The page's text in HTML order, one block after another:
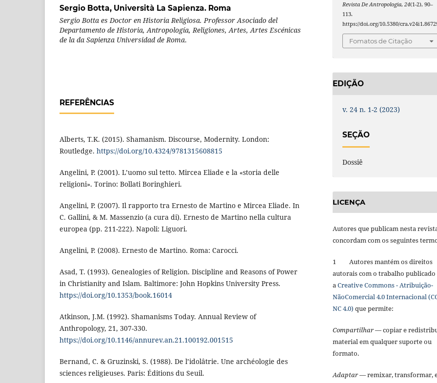
Sergio Botta, Università La Sapienza. Roma
Sergio Botta esDoctor en Historia Religiosa. Professor Asociado del
Departamento de Historia, Antropología, Religiones, Artes, Artes Escénicas
de la da Sapienza Universidad de Roma.
REFERÊNCIAS
Alberts, T.K. (2015). Shamanism. Discourse, Modernity. London:
Routledge. https://doi.org/10.4324/9781315608815
Angelini, P. (2001). L’uomo sul tetto. Mircea Eliade e la «storia delle
religioni». Torino: Bollati Boringhieri.
Angelini, P. (2007). Il rapporto tra Ernesto de Martino e Mircea Eliade. In
C. Gallini, & M. Massenzio (a cura di). Ernesto de Martino nella cultura
europea (pp. 211-222). Napoli: Liguori.
Angelini, P. (2008). Ernesto de Martino. Roma: Carocci.
Asad, T. (1993). Genealogies of Religion. Discipline and Reasons of Power
in Christianity and Islam. Baltimore: John Hopkins University Press.
https://doi.org/10.1353/book.16014
Atkinson, J.M. (1992). Shamanisms Today. Annual Review of
Anthropology, 21, 307-330.
https://doi.org/10.1146/annurev.an.21.100192.001515
Bernand, C. & Gruzinski, S. (1988). De l’idolâtrie. Une archéologie des
sciences religieuses. Paris: Éditions du Seuil.
Revista De Antropologia,24(1-2), 90–
113.
https://doi.org/10.5380/
Fomatos de Citação
EDIÇÃO
v. 24 n. 1-2 (2023)
SEÇÃO
Dossiê
LICENÇA
Autores que publicam nesta
concordam com os seguintes
1 Autores mantém os direitos
autorais com o trabalho publicado
aCreative Commons - Atribuição-
NãoComercial 4.0 Internacional
NC 4.0) que permite:
Compartilhar— copiar e
material em qualquer suporte ou
formato.
Adaptar— remixar, transformar,